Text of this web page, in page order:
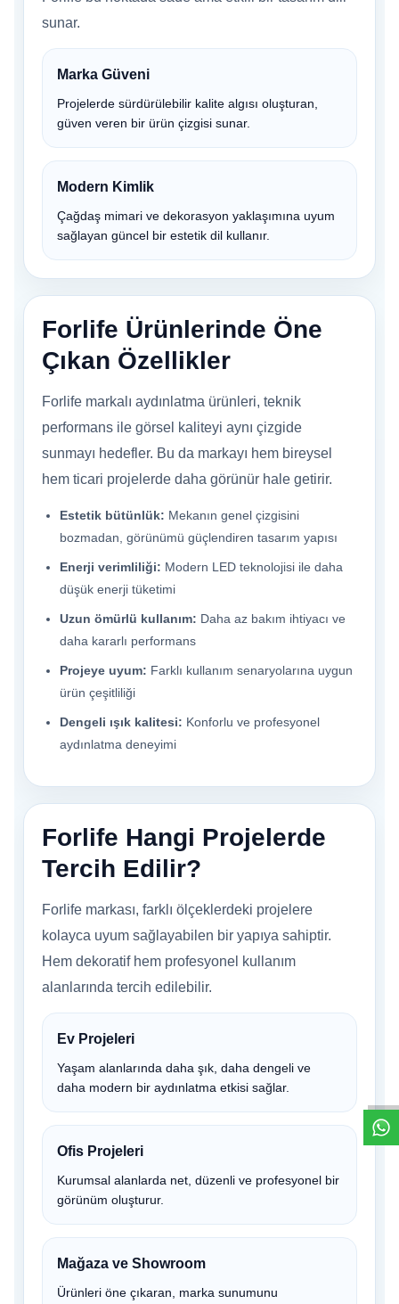
sunar.
Marka Güveni
Projelerde sürdürülebilir kalite algısı oluşturan,
güven veren bir ürün çizgisi sunar.
Modern Kimlik
Çağdaş mimari ve dekorasyon yaklaşımına uyum
sağlayan güncel bir estetik dil kullanır.
Forlife Ürünlerinde Öne
Çıkan Özellikler
Forlife markalı aydınlatma ürünleri, teknik
performans ile görsel kaliteyi aynı çizgide
sunmayı hedefler. Bu da markayı hem bireysel
hem ticari projelerde daha görünür hale getirir.
Estetik bütünlük: Mekanın genel çizgisini
bozmadan, görünümü güçlendiren tasarım yapısı
Enerji verimliliği: Modern LED teknolojisi ile daha
düşük enerji tüketimi
Uzun ömürlü kullanım: Daha az bakım ihtiyacı ve
daha kararlı performans
Projeye uyum: Farklı kullanım senaryolarına uygun
ürün çeşitliliği
Dengeli ışık kalitesi: Konforlu ve profesyonel
aydınlatma deneyimi
Forlife Hangi Projelerde
Tercih Edilir?
Forlife markası, farklı ölçeklerdeki projelere
kolayca uyum sağlayabilen bir yapıya sahiptir.
Hem dekoratif hem profesyonel kullanım
alanlarında tercih edilebilir.
Ev Projeleri
Yaşam alanlarında daha şık, daha dengeli ve
daha modern bir aydınlatma etkisi sağlar.
Ofis Projeleri
Kurumsal alanlarda net, düzenli ve profesyonel bir
görünüm oluşturur.
Mağaza ve Showroom
Ürünleri öne çıkaran, marka sunumunu